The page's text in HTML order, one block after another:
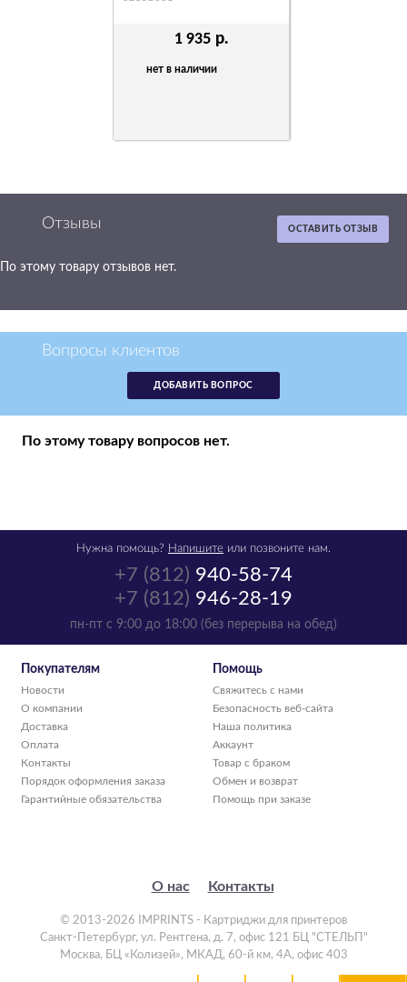
1 935 р.
нет в наличии
ОСТАВИТЬ ОТЗЫВ
Отзывы
По этому товару отзывов нет.
ДОБАВИТЬ ВОПРОС
Вопросы клиентов
По этому товару вопросов нет.
+7 (812) 940-58-74
+7 (812) 946-28-19
пн-пт с 9:00 до 18:00 (без перерыва на обед)
Нужна помощь? Напишите или позвоните нам.
Покупателям
Новости
О компании
Доставка
Оплата
Контакты
Порядок оформления заказа
Гарантийные обязательства
Помощь
Свяжитесь с нами
Безопасность веб-сайта
Наша политика
Аккаунт
Товар с браком
Обмен и возврат
Помощь при заказе
О нас Контакты
© 2013-2026 IMPRINTS - Картриджи для принтеров
Санкт-Петербург, ул. Рентгена, д. 7, офис 121 БЦ "СТЕЛЬП"
Москва, БЦ «Колизей», МКАД, 60-й км, 4А, офис 403